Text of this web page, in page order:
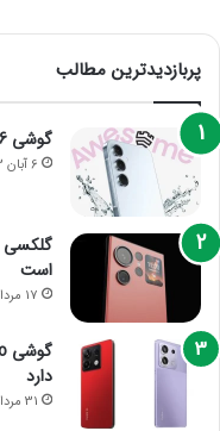
پربازدیدترین مطالب
گوشی Galaxy A56 با دوربین بهتر همراه است
6 آبان 1403
است
17 مرداد 1403
دارد
31 مرداد 1403